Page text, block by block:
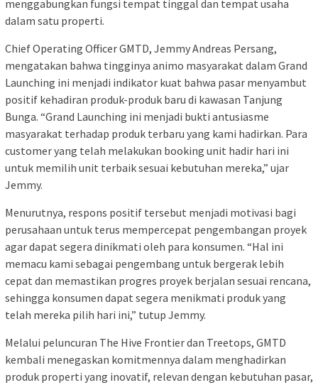
menggabungkan fungsi tempat tinggal dan tempat usaha
dalam satu properti.
Chief Operating Officer GMTD, Jemmy Andreas Persang,
mengatakan bahwa tingginya animo masyarakat dalam Grand
Launching ini menjadi indikator kuat bahwa pasar menyambut
positif kehadiran produk-produk baru di kawasan Tanjung
Bunga. “Grand Launching ini menjadi bukti antusiasme
masyarakat terhadap produk terbaru yang kami hadirkan. Para
customer yang telah melakukan booking unit hadir hari ini
untuk memilih unit terbaik sesuai kebutuhan mereka,” ujar
Jemmy.
Menurutnya, respons positif tersebut menjadi motivasi bagi
perusahaan untuk terus mempercepat pengembangan proyek
agar dapat segera dinikmati oleh para konsumen. “Hal ini
memacu kami sebagai pengembang untuk bergerak lebih
cepat dan memastikan progres proyek berjalan sesuai rencana,
sehingga konsumen dapat segera menikmati produk yang
telah mereka pilih hari ini,” tutup Jemmy.
Melalui peluncuran The Hive Frontier dan Treetops, GMTD
kembali menegaskan komitmennya dalam menghadirkan
produk properti yang inovatif, relevan dengan kebutuhan pasar,